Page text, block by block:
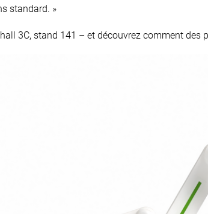
standard. »
3C, stand 141 – et découvrez comment